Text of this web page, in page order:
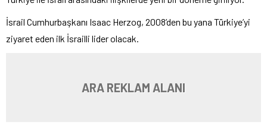
İsrail Cumhurbaşkanı Isaac Herzog, 2008’den bu yana Türkiye’yi
ziyaret eden ilk İsrailli lider olacak.
ARA REKLAM ALANI